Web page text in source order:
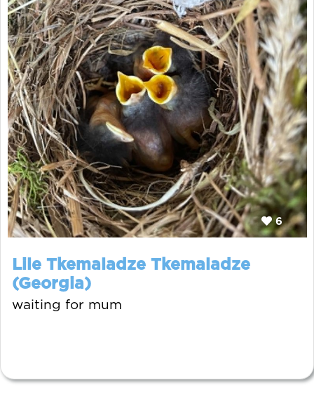
6
Lile Tkemaladze Tkemaladze
(Georgia)
waiting for mum